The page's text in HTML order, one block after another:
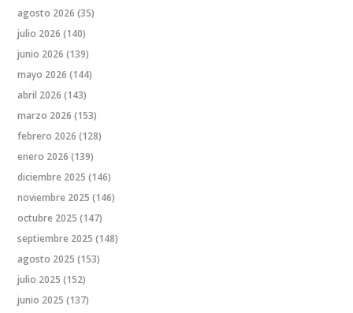
agosto 2026 (35)
julio 2026 (140)
junio 2026 (139)
mayo 2026 (144)
abril 2026 (143)
marzo 2026 (153)
febrero 2026 (128)
enero 2026 (139)
diciembre 2025 (146)
noviembre 2025 (146)
octubre 2025 (147)
septiembre 2025 (148)
agosto 2025 (153)
julio 2025 (152)
junio 2025 (137)